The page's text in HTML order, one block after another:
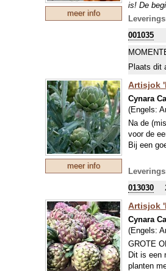
meer info
is! De
001035
Plaats dit
meer info
Artisjok
Cynara
(Engels:
Na de
voor de
Bij een
013030
Artisjok
Cynara
(Engels:
GROTE
Dit is een
planten